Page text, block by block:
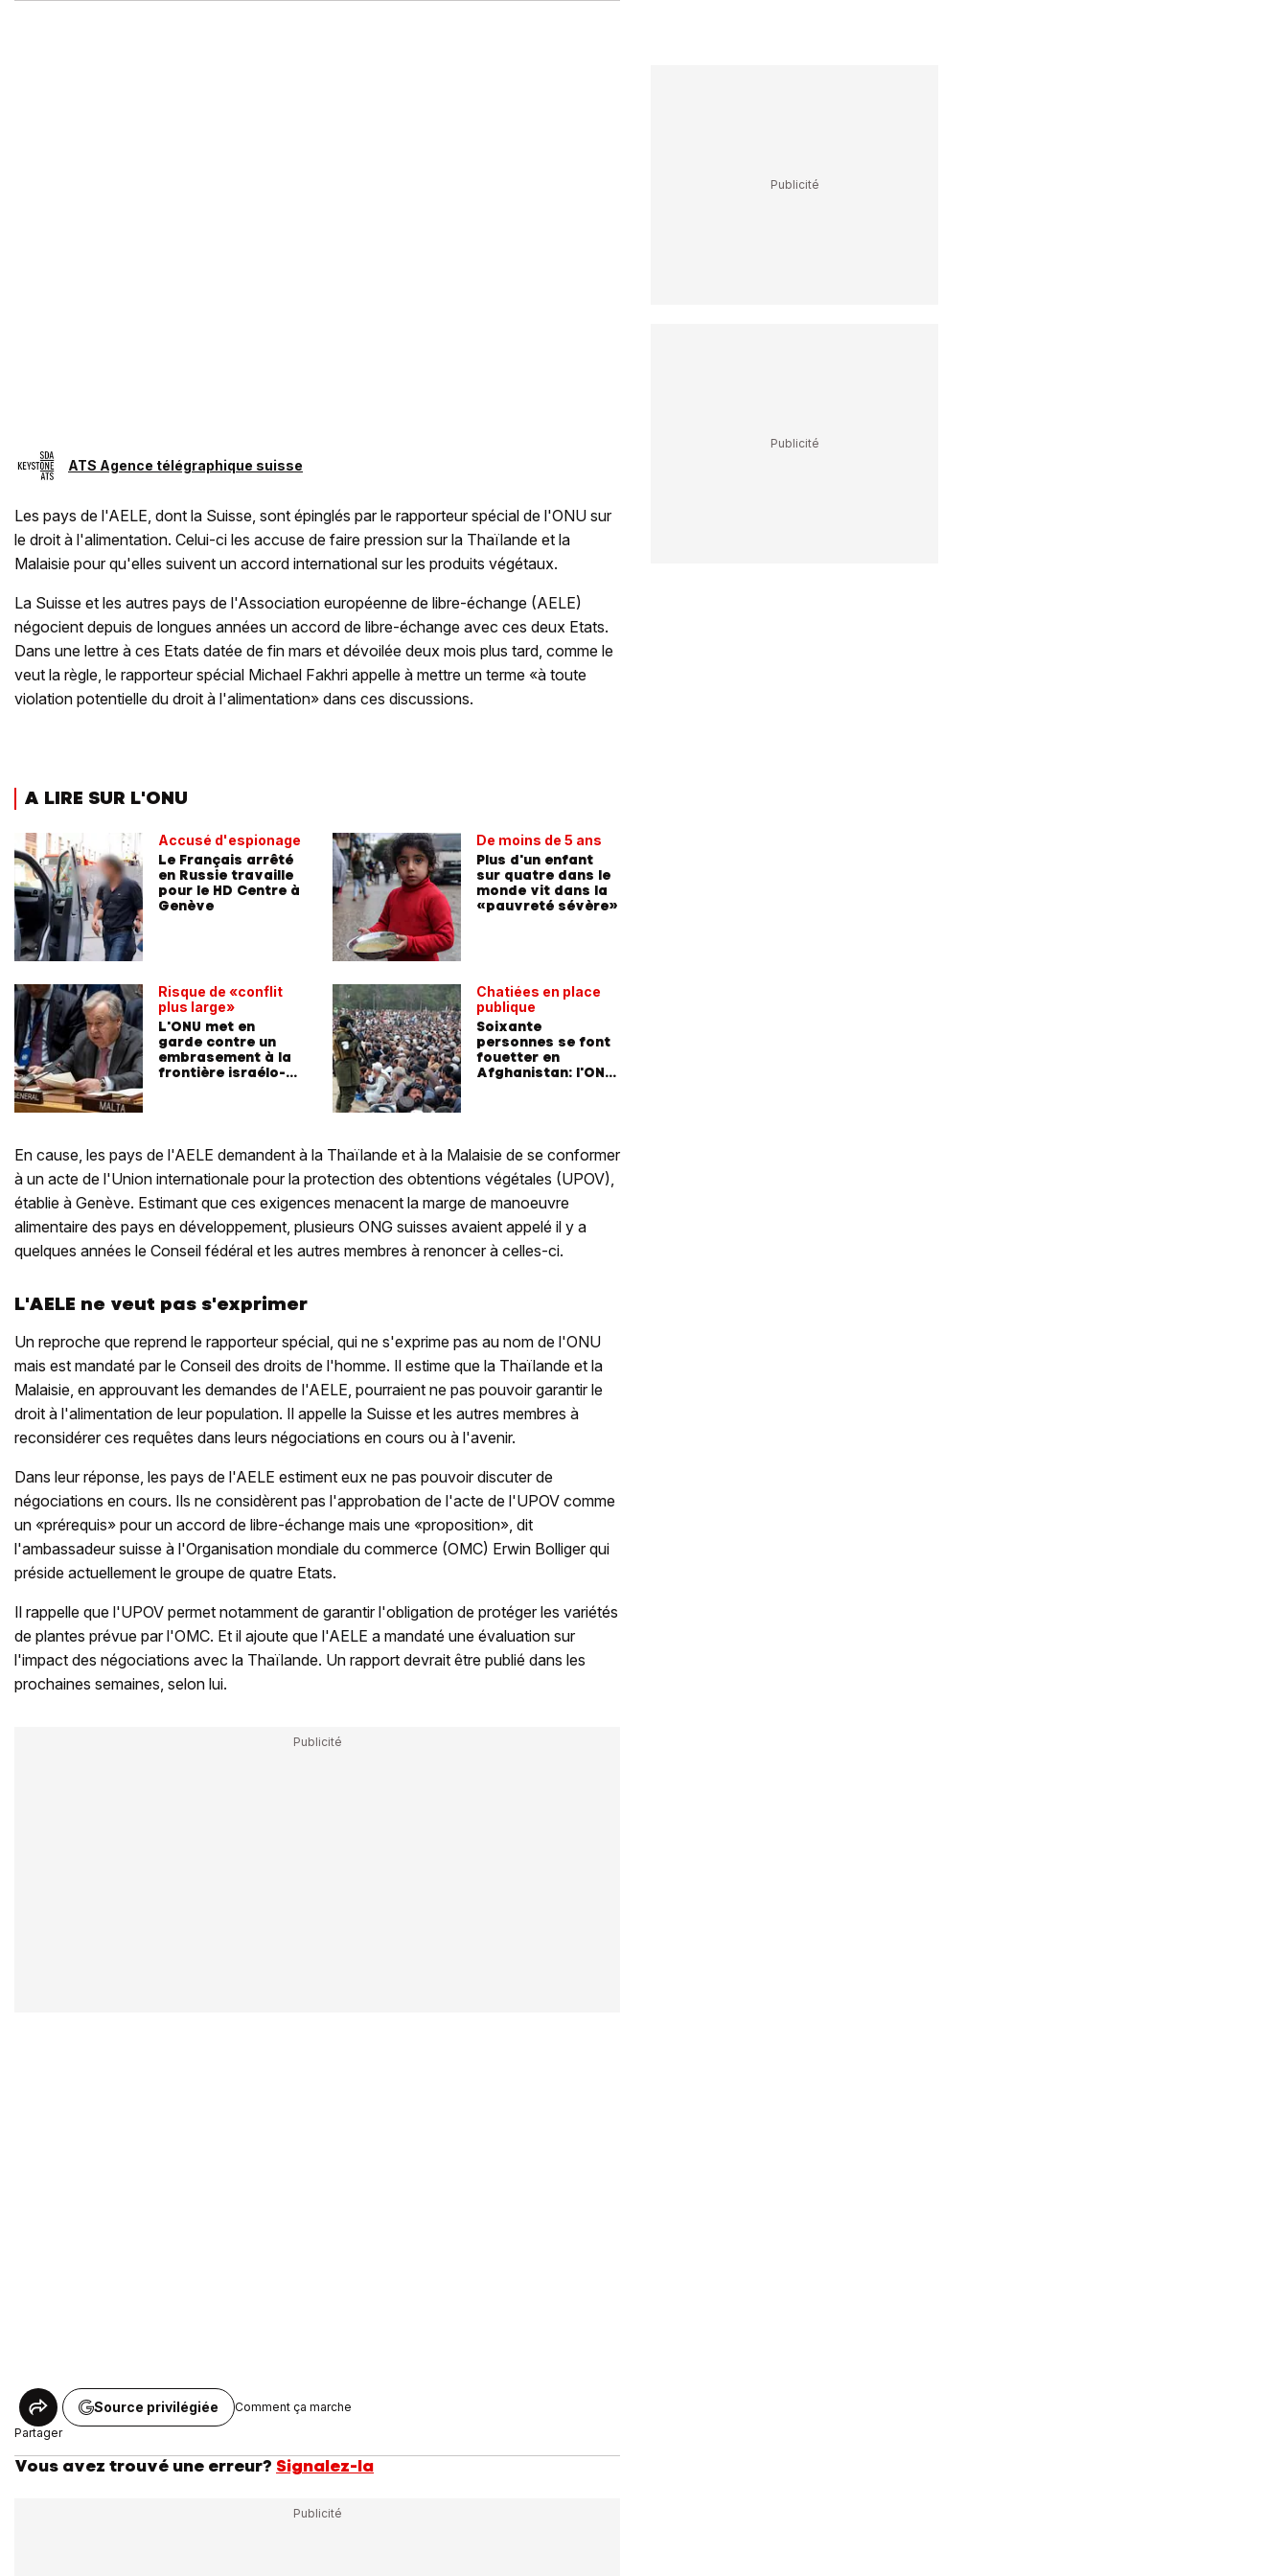
ATS Agence télégraphique suisse
Les pays de l'AELE, dont la Suisse, sont épinglés par le rapporteur spécial de l'ONU sur
le droit à l'alimentation. Celui-ci les accuse de faire pression sur la Thaïlande et la
Malaisie pour qu'elles suivent un accord international sur les produits végétaux.
La Suisse et les autres pays de l'Association européenne de libre-échange (AELE)
négocient depuis de longues années un accord de libre-échange avec ces deux Etats.
Dans une lettre à ces Etats datée de fin mars et dévoilée deux mois plus tard, comme le
veut la règle, le rapporteur spécial Michael Fakhri appelle à mettre un terme «à toute
violation potentielle du droit à l'alimentation» dans ces discussions.
A LIRE SUR L'ONU
Accusé d'espionage
Le Français arrêté
en Russie travaille
pour le HD Centre à
Genève
Risque de «conflit
plus large»
L'ONU met en
garde contre un
embrasement à la
frontière israélo-
De moins de 5 ans
Plus d'un enfant
sur quatre dans le
monde vit dans la
«pauvreté sévère»
Chatiées en place
publique
Soixante
personnes se font
fouetter en
Afghanistan: l'ONU
En cause, les pays de l'AELE demandent à la Thaïlande et à la Malaisie de se conformer
à un acte de l'Union internationale pour la protection des obtentions végétales (UPOV),
établie à Genève. Estimant que ces exigences menacent la marge de manoeuvre
alimentaire des pays en développement, plusieurs ONG suisses avaient appelé il y a
quelques années le Conseil fédéral et les autres membres à renoncer à celles-ci.
L'AELE ne veut pas s'exprimer
Un reproche que reprend le rapporteur spécial, qui ne s'exprime pas au nom de l'ONU
mais est mandaté par le Conseil des droits de l'homme. Il estime que la Thaïlande et la
Malaisie, en approuvant les demandes de l'AELE, pourraient ne pas pouvoir garantir le
droit à l'alimentation de leur population. Il appelle la Suisse et les autres membres à
reconsidérer ces requêtes dans leurs négociations en cours ou à l'avenir.
Dans leur réponse, les pays de l'AELE estiment eux ne pas pouvoir discuter de
négociations en cours. Ils ne considèrent pas l'approbation de l'acte de l'UPOV comme
un «prérequis» pour un accord de libre-échange mais une «proposition», dit
l'ambassadeur suisse à l'Organisation mondiale du commerce (OMC) Erwin Bolliger qui
préside actuellement le groupe de quatre Etats.
Il rappelle que l'UPOV permet notamment de garantir l'obligation de protéger les variétés
de plantes prévue par l'OMC. Et il ajoute que l'AELE a mandaté une évaluation sur
l'impact des négociations avec la Thaïlande. Un rapport devrait être publié dans les
prochaines semaines, selon lui.
Partager
Source privilégiée Comment ça marche
Vous avez trouvé une erreur? Signalez-la